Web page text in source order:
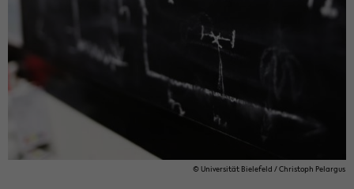
© Uni­ver­si­tät Bie­le­feld / Chris­toph Pe­l­ar­gus